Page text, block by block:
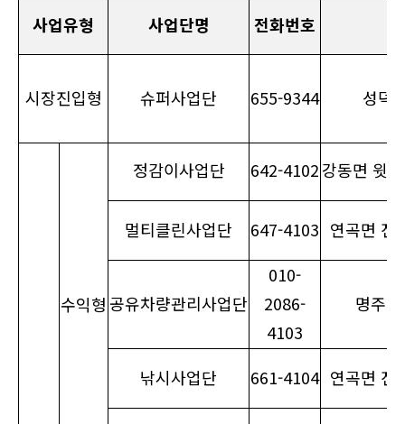
사업유형 사업단명 전화번호
시장진입형 슈퍼사업단 655-9344 성덕
수익형
정감이사업단 642-4102강동면 윗
멀티클린사업단 647-4103 연곡면 진
공유차량관리사업단
010-
2086-
4103
명주
낚시사업단 661-4104 연곡면 진